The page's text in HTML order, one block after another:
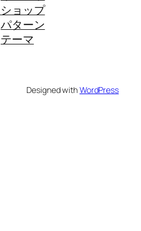
ショップ
パターン
テーマ
Designed withWordPress